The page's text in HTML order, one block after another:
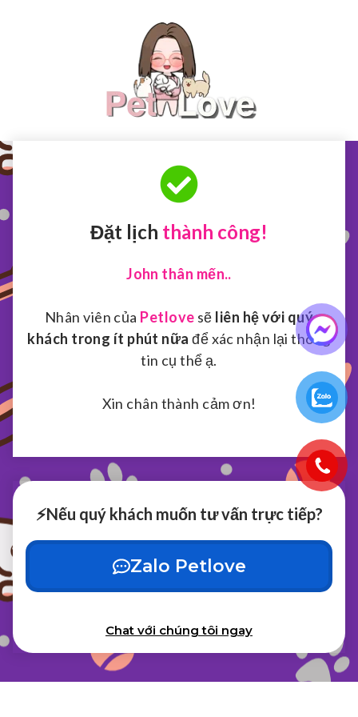
Đặt lịch thành công!
John thân mến..
Nhân viên của Petlove sẽ liên hệ với quý
khách trong ít phút nữa để xác nhận lại thông
tin cụ thể ạ.
Xin chân thành cảm ơn!
⚡️Nếu quý khách muốn tư vấn trực tiếp?
Zalo Petlove
Chat với chúng tôi ngay